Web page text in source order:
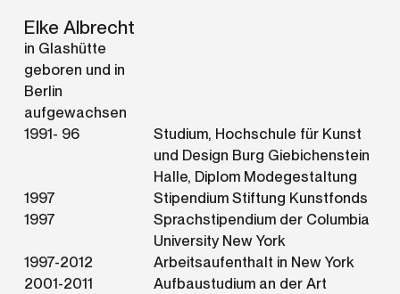
Elke Albrecht
in Glashütte
geboren und in
Berlin
aufgewachsen
1991- 96
Studium, Hochschule für Kunst
und Design Burg Giebichenstein
Halle, Diplom Modegestaltung
1997
Stipendium Stiftung Kunstfonds
1997
Sprachstipendium der Columbia
University New York
1997-2012
Arbeitsaufenthalt in New York
2001-2011
Aufbaustudium an der Art